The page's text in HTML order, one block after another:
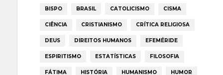
BISPO BRASIL CATOLICISMO CISMA
CIÊNCIA CRISTIANISMO CRÍTICA RELIGIOSA
DEUS DIREITOS HUMANOS EFEMÉRIDE
ESPIRITISMO ESTATÍSTICAS FILOSOFIA
FÁTIMA HISTÓRIA HUMANISMO HUMOR